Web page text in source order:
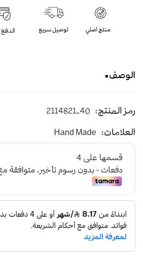
الوصف
متوسط الارتفاع - اللون بني فاتح وأخضر
صناعة وطنية
رمز المنتج: 2114821-40
العلامات: Hand Made